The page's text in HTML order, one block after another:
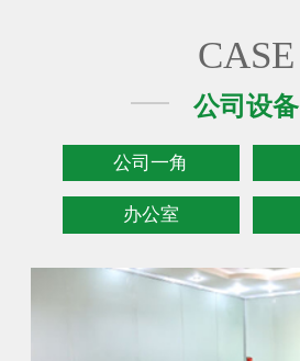
CASE
公司设备
公司一角
办公室